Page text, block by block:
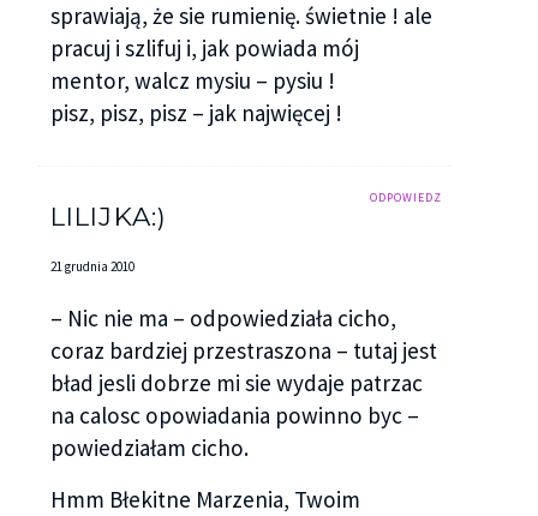
sprawiają, że sie rumienię. świetnie ! ale
pracuj i szlifuj i, jak powiada mój
mentor, walcz mysiu – pysiu !
pisz, pisz, pisz – jak najwięcej !
ODPOWIEDZ
LILIJKA:)
21 grudnia 2010
– Nic nie ma – odpowiedziała cicho,
coraz bardziej przestraszona – tutaj jest
bład jesli dobrze mi sie wydaje patrzac
na calosc opowiadania powinno byc –
powiedziałam cicho.
Hmm Błekitne Marzenia, Twoim